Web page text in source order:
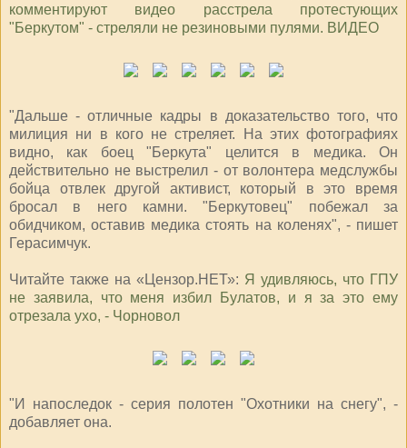
комментируют видео расстрела протестующих
"Беркутом" - стреляли не резиновыми пулями. ВИДЕО
"Дальше - отличные кадры в доказательство того, что
милиция ни в кого не стреляет. На этих фотографиях
видно, как боец "Беркута" целится в медика. Он
действительно не выстрелил - от волонтера медслужбы
бойца отвлек другой активист, который в это время
бросал в него камни. "Беркутовец" побежал за
обидчиком, оставив медика стоять на коленях", - пишет
Герасимчук.
Читайте также на «Цензор.НЕТ»: Я удивляюсь, что ГПУ
не заявила, что меня избил Булатов, и я за это ему
отрезала ухо, - Чорновол
"И напоследок - серия полотен "Охотники на снегу", -
добавляет она.